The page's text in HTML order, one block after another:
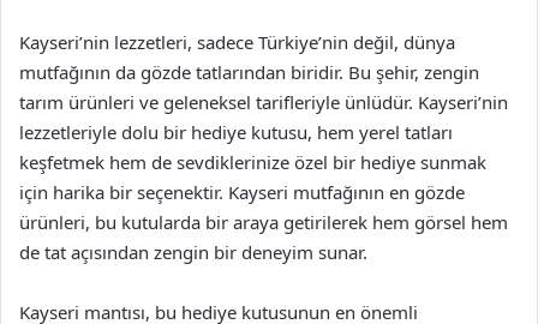
Kayseri’nin lezzetleri, sadece Türkiye’nin değil, dünya
mutfağının da gözde tatlarından biridir. Bu şehir, zengin
tarım ürünleri ve geleneksel tarifleriyle ünlüdür. Kayseri’nin
lezzetleriyle dolu bir hediye kutusu, hem yerel tatları
keşfetmek hem de sevdiklerinize özel bir hediye sunmak
için harika bir seçenektir. Kayseri mutfağının en gözde
ürünleri, bu kutularda bir araya getirilerek hem görsel hem
de tat açısından zengin bir deneyim sunar.
Kayseri mantısı, bu hediye kutusunun en önemli